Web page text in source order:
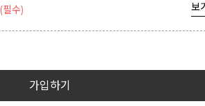
(필수) 보
가입하기